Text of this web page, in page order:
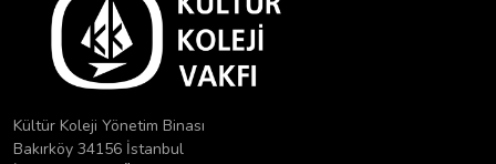
Kültür Koleji Yönetim Binası
Bakırköy 34156 İstanbul